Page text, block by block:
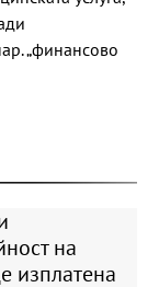
„финансово
на
изплатена